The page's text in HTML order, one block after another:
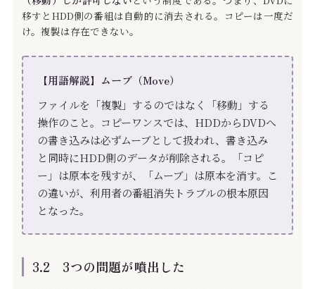
移すとHDD側の番組は自動的に消去される。コピーは一度だ
け。複製は存在できない。
【用語解説】ムーブ（Move）
ファイルを「複製」するのではなく「移動」する
操作のこと。コピーワンスでは、HDDからDVDへ
の書き込みは必ずムーブとして扱われ、書き込み
と同時にHDD側のデータが削除される。「コピ
ー」は原本を残すが、「ムーブ」は原本を消す。こ
の違いが、利用者の番組消失トラブルの根本原因
となった。
3.2 3つの問題が噴出した